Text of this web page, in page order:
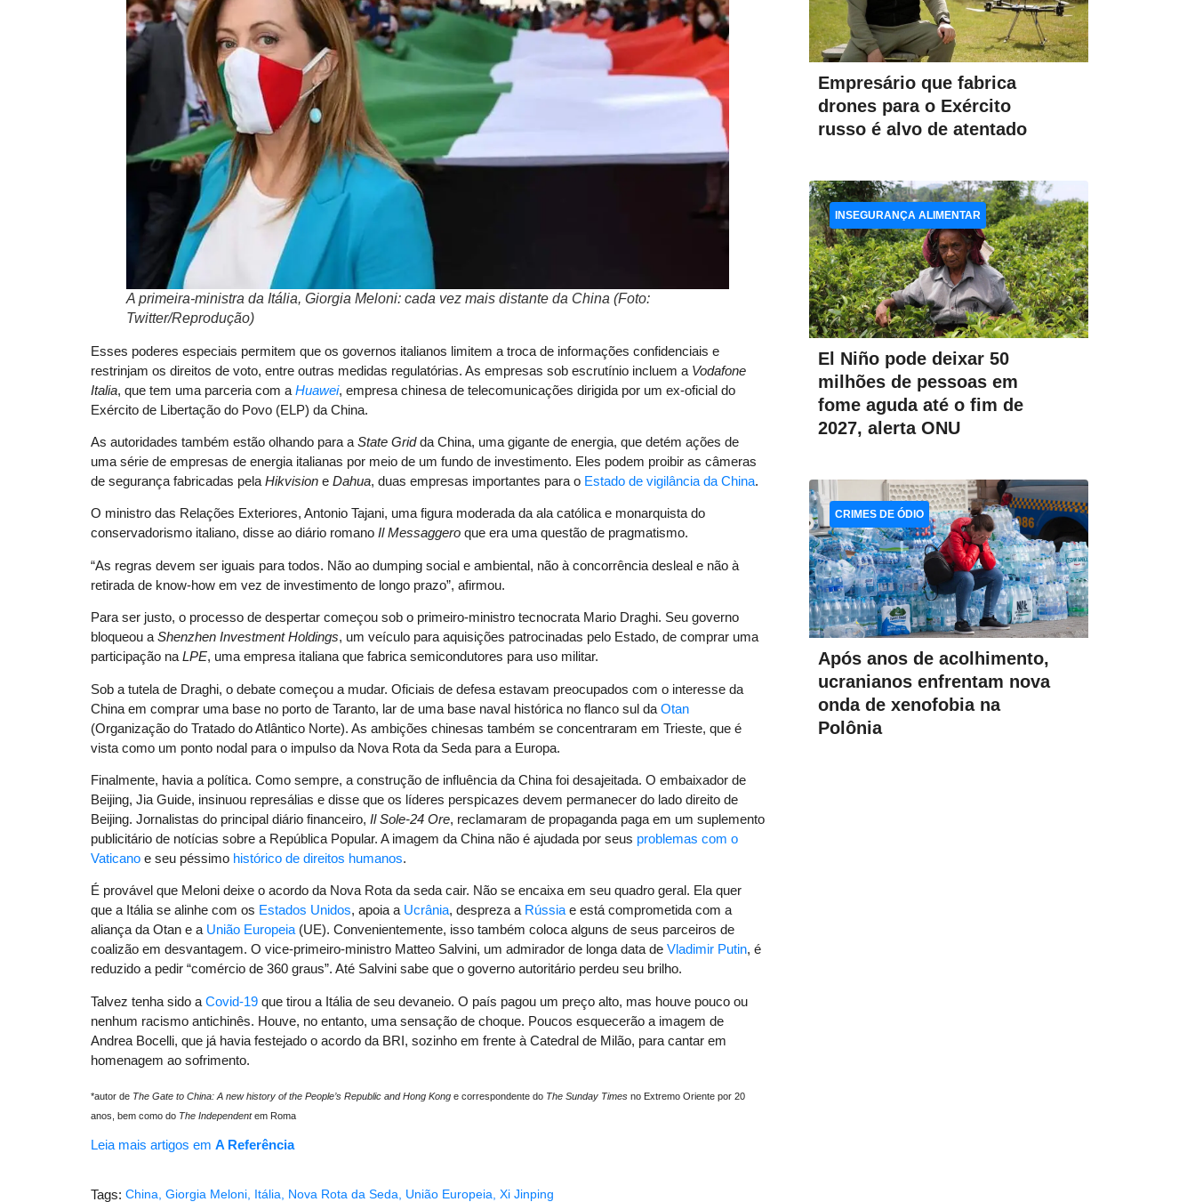
A primeira-ministra da Itália, Giorgia Meloni: cada vez mais distante da China (Foto:
Twitter/Reprodução)
Esses poderes especiais permitem que os governos italianos limitem a troca de informações confidenciais e
restrinjam os direitos de voto, entre outras medidas regulatórias. As empresas sob escrutínio incluem a Vodafone
Italia, que tem uma parceria com a Huawei, empresa chinesa de telecomunicações dirigida por um ex-oficial do
Exército de Libertação do Povo (ELP) da China.
As autoridades também estão olhando para a State Gridda China, uma gigante de energia, que detém ações de
uma série de empresas de energia italianas por meio de um fundo de investimento. Eles podem proibir as câmeras
de segurança fabricadas pela Hikvision e Dahua, duas empresas importantes para o Estado de vigilância da China.
O ministro das Relações Exteriores, Antonio Tajani, uma figura moderada da ala católica e monarquista do
conservadorismo italiano, disse ao diário romano Il Messaggero que era uma questão de pragmatismo.
“As regras devem ser iguais para todos. Não ao dumping social e ambiental, não à concorrência desleal e não à
retirada de know-how em vez de investimento de longo prazo”, afirmou.
Para ser justo, o processo de despertar começou sob o primeiro-ministro tecnocrata Mario Draghi. Seu governo
bloqueou a Shenzhen Investment Holdings, um veículo para aquisições patrocinadas pelo Estado, de comprar uma
participação na LPE, uma empresa italiana que fabrica semicondutores para uso militar.
Sob a tutela de Draghi, o debate começou a mudar. Oficiais de defesa estavam preocupados com o interesse da
China em comprar uma base no porto de Taranto, lar de uma base naval histórica no flanco sul da Otan
(Organização do Tratado do Atlântico Norte). As ambições chinesas também se concentraram em Trieste, que é
vista como um ponto nodal para o impulso da Nova Rota da Seda para a Europa.
Finalmente, havia a política. Como sempre, a construção de influência da China foi desajeitada. O embaixador de
Beijing, Jia Guide, insinuou represálias e disse que os líderes perspicazes devem permanecer do lado direito de
Beijing. Jornalistas do principal diário financeiro, Il Sole-24 Ore, reclamaram de propaganda paga em um suplemento
publicitário de notícias sobre a República Popular. A imagem da China não é ajudada por seus problemas com o
Vaticano e seu péssimo histórico de direitos humanos.
É provável que Meloni deixe o acordo da Nova Rota da seda cair. Não se encaixa em seu quadro geral. Ela quer
que a Itália se alinhe com os Estados Unidos, apoia a Ucrânia, despreza a Rússia e está comprometida com a
aliança da Otan e a União Europeia (UE). Convenientemente, isso também coloca alguns de seus parceiros de
coalizão em desvantagem. O vice-primeiro-ministro Matteo Salvini, um admirador de longa data de Vladimir Putin, é
reduzido a pedir “comércio de 360 ​​graus”. Até Salvini sabe que o governo autoritário perdeu seu brilho.
Talvez tenha sido a Covid-19 que tirou a Itália de seu devaneio. O país pagou um preço alto, mas houve pouco ou
nenhum racismo antichinês. Houve, no entanto, uma sensação de choque. Poucos esquecerão a imagem de
Andrea Bocelli, que já havia festejado o acordo da BRI, sozinho em frente à Catedral de Milão, para cantar em
homenagem ao sofrimento.
*autor de The Gate to China: A new history of the People’s Republic and Hong Kong e correspondente do The Sunday Times no Extremo Oriente por 20
anos, bem como do The Independentem Roma
Leia mais artigos em A Referência
Tags: China Giorgia Meloni Itália Nova Rota da Seda União Europeia Xi Jinping
Empresário que fabrica
drones para o Exército
russo é alvo de atentado
El Niño pode deixar 50
milhões de pessoas em
fome aguda até o fim de
2027, alerta ONU
INSEGURANÇA ALIMENTAR
Após anos de acolhimento,
ucranianos enfrentam nova
onda de xenofobia na
Polônia
CRIMES DE ÓDIO